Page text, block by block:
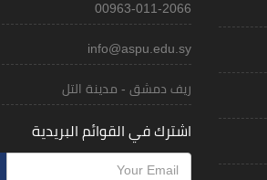
00963-011-2066
info@aspu.edu.sy
ريف دمشق - مدينة التل
اشترك في القوائم البريدية